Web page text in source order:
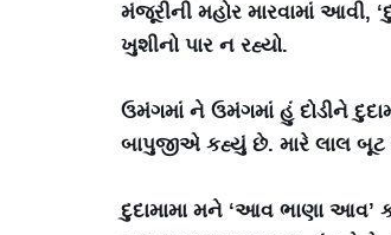
મંજૂરીની મહોર મારવામાં
ખુશીનો પાર ન રહ્યો.
ઉમંગમાં ને ઉમંગમાં હું દોડીને
બાપુજીએ કહ્યું છે. મારે લાલ બૂટ
દુદામામા મને ‘આવ ભાણા આવ’